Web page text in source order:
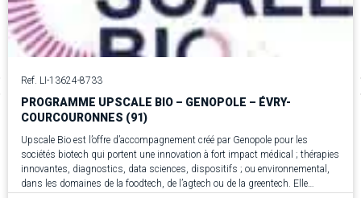
Ref. LI-13624-8733
PROGRAMME UPSCALE BIO – GENOPOLE – ÉVRY-
COURCOURONNES (91)
Upscale Bio est l’offre d’accompagnement créé par Genopole pour les
sociétés biotech qui portent une innovation à fort impact médical ; thérapies
innovantes, diagnostics, data sciences, dispositifs ; ou environnemental,
dans les domaines de la foodtech, de l’agtech ou de la greentech. Elle